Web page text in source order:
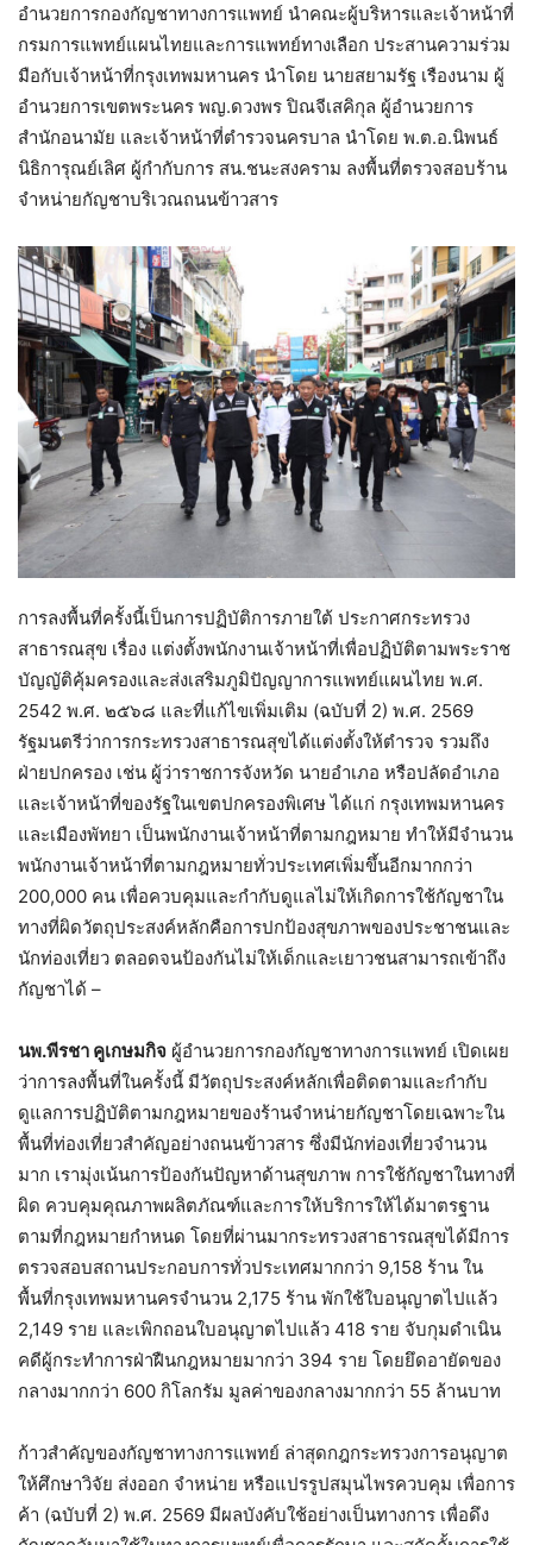
อำนวยการกองกัญชาทางการแพทย์ นำคณะผู้บริหารและเจ้าหน้าที่
กรมการแพทย์แผนไทยและการแพทย์ทางเลือก ประสานความร่วม
มือกับเจ้าหน้าที่กรุงเทพมหานคร นำโดย นายสยามรัฐ เรืองนาม ผู้
อำนวยการเขตพระนคร พญ.ดวงพร ปิณจีเสคิกุล ผู้อำนวยการ
สำนักอนามัย และเจ้าหน้าที่ตำรวจนครบาล นำโดย พ.ต.อ.นิพนธ์
นิธิการุณย์เลิศ ผู้กำกับการ สน.ชนะสงคราม ลงพื้นที่ตรวจสอบร้าน
จำหน่ายกัญชาบริเวณถนนข้าวสาร
การลงพื้นที่ครั้งนี้เป็นการปฏิบัติการภายใต้ ประกาศกระทรวง
สาธารณสุข เรื่อง แต่งตั้งพนักงานเจ้าหน้าที่เพื่อปฏิบัติตามพระราช
บัญญัติคุ้มครองและส่งเสริมภูมิปัญญาการแพทย์แผนไทย พ.ศ.
2542 พ.ศ. ๒๕๖๘ และที่แก้ไขเพิ่มเติม (ฉบับที่ 2) พ.ศ. 2569
รัฐมนตรีว่าการกระทรวงสาธารณสุขได้แต่งตั้งให้ตำรวจ รวมถึง
ฝ่ายปกครอง เช่น ผู้ว่าราชการจังหวัด นายอำเภอ หรือปลัดอำเภอ
และเจ้าหน้าที่ของรัฐในเขตปกครองพิเศษ ได้แก่ กรุงเทพมหานคร
และเมืองพัทยา เป็นพนักงานเจ้าหน้าที่ตามกฎหมาย ทำให้มีจำนวน
พนักงานเจ้าหน้าที่ตามกฎหมายทั่วประเทศเพิ่มขึ้นอีกมากกว่า
200,000 คน เพื่อควบคุมและกำกับดูแลไม่ให้เกิดการใช้กัญชาใน
ทางที่ผิดวัตถุประสงค์หลักคือการปกป้องสุขภาพของประชาชนและ
นักท่องเที่ยว ตลอดจนป้องกันไม่ให้เด็กและเยาวชนสามารถเข้าถึง
กัญชาได้ –
นพ.พีรชา คูเกษมกิจ ผู้อำนวยการกองกัญชาทางการแพทย์ เปิดเผย
ว่าการลงพื้นที่ในครั้งนี้ มีวัตถุประสงค์หลักเพื่อติดตามและกำกับ
ดูแลการปฏิบัติตามกฎหมายของร้านจำหน่ายกัญชาโดยเฉพาะใน
พื้นที่ท่องเที่ยวสำคัญอย่างถนนข้าวสาร ซึ่งมีนักท่องเที่ยวจำนวน
มาก เรามุ่งเน้นการป้องกันปัญหาด้านสุขภาพ การใช้กัญชาในทางที่
ผิด ควบคุมคุณภาพผลิตภัณฑ์และการให้บริการให้ได้มาตรฐาน
ตามที่กฎหมายกำหนด โดยที่ผ่านมากระทรวงสาธารณสุขได้มีการ
ตรวจสอบสถานประกอบการทั่วประเทศมากกว่า 9,158 ร้าน ใน
พื้นที่กรุงเทพมหานครจำนวน 2,175 ร้าน พักใช้ใบอนุญาตไปแล้ว
2,149 ราย และเพิกถอนใบอนุญาตไปแล้ว 418 ราย จับกุมดำเนิน
คดีผู้กระทำการฝ่าฝืนกฎหมายมากว่า 394 ราย โดยยึดอายัดของ
กลางมากกว่า 600 กิโลกรัม มูลค่าของกลางมากกว่า 55 ล้านบาท
ก้าวสำคัญของกัญชาทางการแพทย์ ล่าสุดกฎกระทรวงการอนุญาต
ให้ศึกษาวิจัย ส่งออก จำหน่าย หรือแปรรูปสมุนไพรควบคุม เพื่อการ
ค้า (ฉบับที่ 2) พ.ศ. 2569 มีผลบังคับใช้อย่างเป็นทางการ เพื่อดึง